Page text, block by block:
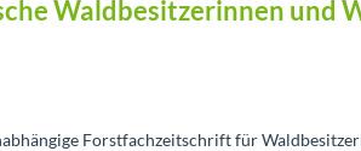
Waldbesitzerinnen und
Forstfachzeitschrift für